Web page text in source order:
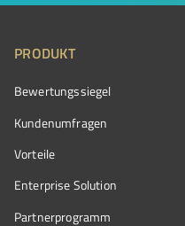
PRODUKT
Bewertungssiegel
Kundenumfragen
Vorteile
Enterprise Solution
Partnerprogramm